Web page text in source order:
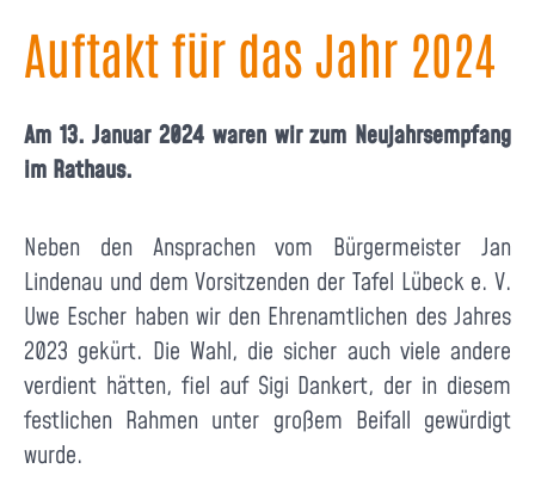
Auftakt für das Jahr 2024
Am 13. Januar 2024 waren wir zum Neujahrsempfang
im Rathaus.
Neben den Ansprachen vom Bürgermeister Jan
Lindenau und dem Vorsitzenden der Tafel Lübeck e. V.
Uwe Escher haben wir den Ehrenamtlichen des Jahres
2023 gekürt. Die Wahl, die sicher auch viele andere
verdient hätten, fiel auf Sigi Dankert, der in diesem
festlichen Rahmen unter großem Beifall gewürdigt
wurde.